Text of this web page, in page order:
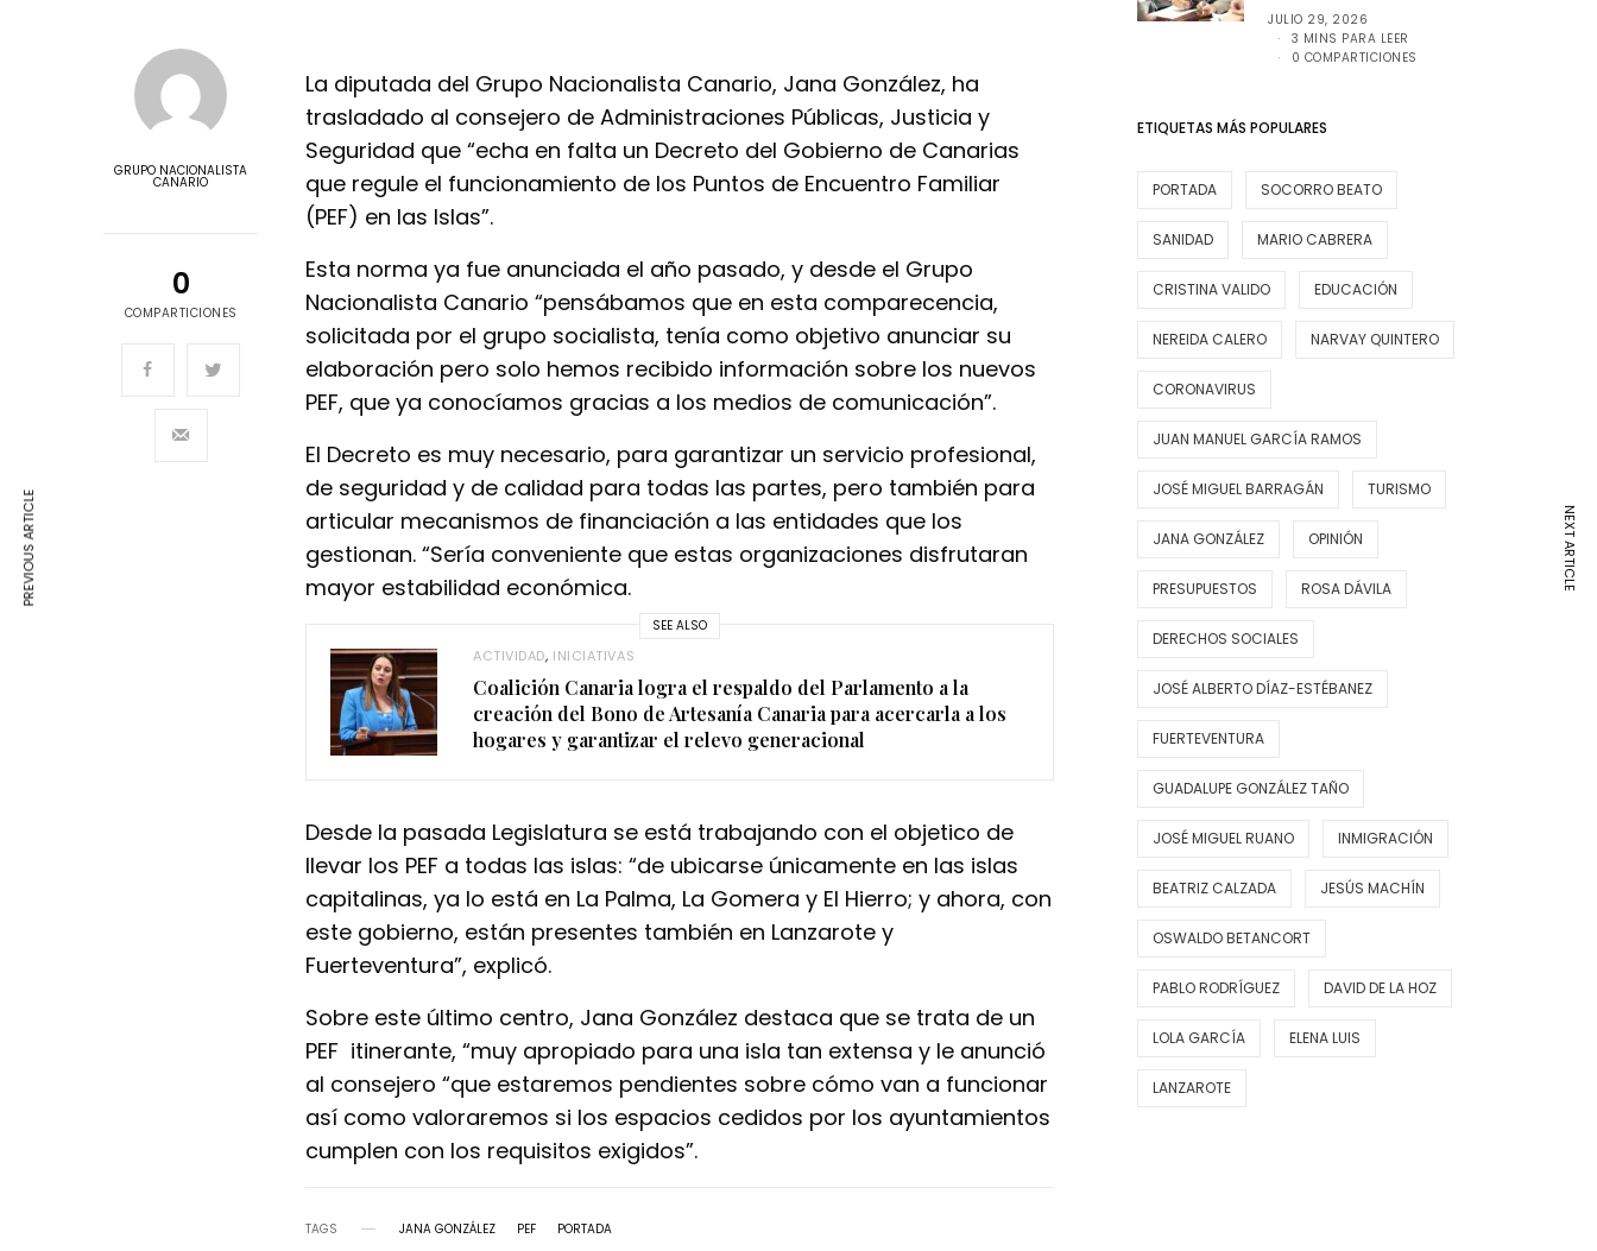
GRUPO NACIONALISTA
CANARIO
0
COMPARTICIONES
La diputada del Grupo Nacionalista Canario, Jana González, ha
trasladado al consejero de Administraciones Públicas, Justicia y
Seguridad que “echa en falta un Decreto del Gobierno de Canarias
que regule el funcionamiento de los Puntos de Encuentro Familiar
(PEF) en las Islas”.
Esta norma ya fue anunciada el año pasado, y desde el Grupo
Nacionalista Canario “pensábamos que en esta comparecencia,
solicitada por el grupo socialista, tenía como objetivo anunciar su
elaboración pero solo hemos recibido información sobre los nuevos
PEF, que ya conocíamos gracias a los medios de comunicación”.
El Decreto es muy necesario, para garantizar un servicio profesional,
de seguridad y de calidad para todas las partes, pero también para
articular mecanismos de financiación a las entidades que los
gestionan. “Sería conveniente que estas organizaciones disfrutaran
mayor estabilidad económica.
SEE ALSO
ACTIVIDAD, INICIATIVAS
Coalición Canaria logra el respaldo del Parlamento a la
creación del Bono de Artesanía Canaria para acercarla a los
hogares y garantizar el relevo generacional
Desde la pasada Legislatura se está trabajando con el objetico de
llevar los PEF a todas las islas: “de ubicarse únicamente en las islas
capitalinas, ya lo está en La Palma, La Gomera y El Hierro; y ahora, con
este gobierno, están presentes también en Lanzarote y
Fuerteventura”, explicó.
Sobre este último centro, Jana González destaca que se trata de un
PEF itinerante, “muy apropiado para una isla tan extensa y le anunció
al consejero “que estaremos pendientes sobre cómo van a funcionar
así como valoraremos si los espacios cedidos por los ayuntamientos
cumplen con los requisitos exigidos”.
TAGS JANA GONZÁLEZ PEF PORTADA
JULIO 29, 2026
3 MINS PARA LEER
0 COMPARTICIONES
ETIQUETAS MÁS POPULARES
PORTADA SOCORRO BEATO
SANIDAD MARIO CABRERA
CRISTINA VALIDO EDUCACIÓN
NEREIDA CALERO NARVAY QUINTERO
CORONAVIRUS
JUAN MANUEL GARCÍA RAMOS
JOSÉ MIGUEL BARRAGÁN TURISMO
JANA GONZÁLEZ OPINIÓN
PRESUPUESTOS ROSA DÁVILA
DERECHOS SOCIALES
JOSÉ ALBERTO DÍAZ-ESTÉBANEZ
FUERTEVENTURA
GUADALUPE GONZÁLEZ TAÑO
JOSÉ MIGUEL RUANO INMIGRACIÓN
BEATRIZ CALZADA JESÚS MACHÍN
OSWALDO BETANCORT
PABLO RODRÍGUEZ DAVID DE LA HOZ
LOLA GARCÍA ELENA LUIS
LANZAROTE
PREVIOUS ARTICLE NEXT ARTICLE